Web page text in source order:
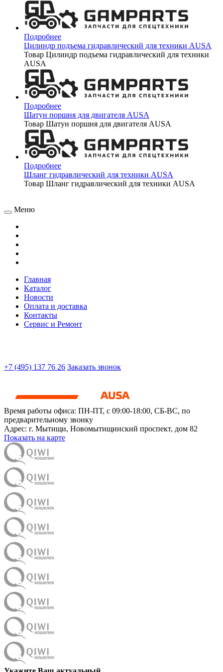
Подробнее
Цилиндр подъема гидравлический для техники AUSA
Товар Цилиндр подъема гидравлический для техники
AUSA
Подробнее
Шатун поршня для двигателя AUSA
Товар Шатун поршня для двигателя AUSA
Подробнее
Шланг гидравлический для техники AUSA
Товар Шланг гидравлический для техники AUSA
Меню
Главная
Каталог
Новости
Оплата и доставка
Контакты
Сервис и Ремонт
+7 (495) 137 76 26 Заказать звонок
Время работы офиса: ПН-ПТ, с 09:00-18:00, СБ-ВС, по
предварительному звонку
Адрес: г. Мытищи, Новомытищинский проспект, дом 82
Показать на карте